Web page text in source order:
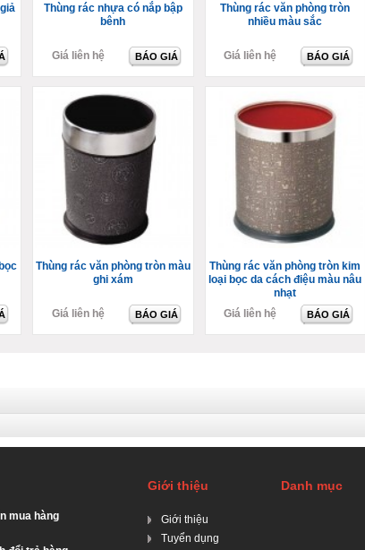
Thùng rác nhựa có nắp bập
bênh
Giá liên hệ BÁO GIÁ
Thùng rác văn phòng tròn
nhiều màu sắc
Giá liên hệ BÁO GIÁ
Thùng rác văn phòng tròn màu
ghi xám
Giá liên hệ BÁO GIÁ
Thùng rác văn phòng tròn kim
loại bọc da cách điệu màu nâu
nhạt
Giá liên hệ
BÁO GIÁ
mua hàng
Giới thiệu
Giới thiệu
Tuyển dụng
Danh mục